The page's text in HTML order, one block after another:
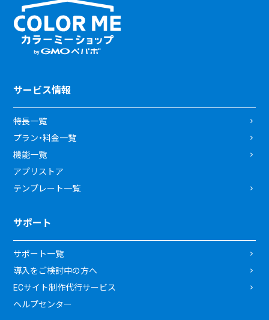
サービス情報
特長一覧
プラン・料金一覧
機能一覧
アプリストア
テンプレート一覧
サポート
サポート一覧
導入をご検討中の方へ
ECサイト制作代行サービス
ヘルプセンター